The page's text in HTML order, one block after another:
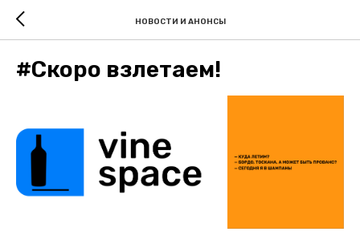
НОВОСТИ И АНОНСЫ
#Скоро взлетаем!